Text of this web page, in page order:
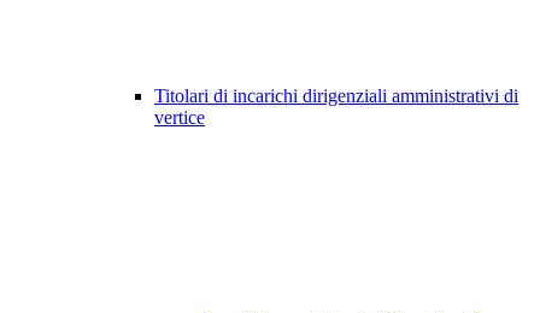
Titolari di incarichi dirigenziali amministrativi di
vertice